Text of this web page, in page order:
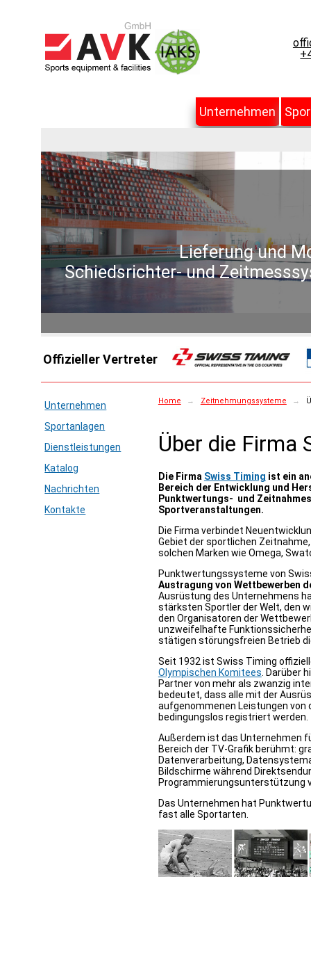
Unternehmen
Lieferung und
Schiedsrichter- und
Offizieller Vertreter
Unternehmen
Sportanlagen
Dienstleistungen
Katalog
Nachrichten
Kontakte
Home → Zeitnehmungssysteme →
Über die Firma
Die Firma Swiss Timing ist ein
Bereich der Entwicklung und
Punktwertungs- und
Sportveranstaltungen.
Die Firma verbindet
Gebiet der sportlichen
solchen Marken wie Omega,
Punktwertungssysteme von
Austragung von Wettbewerben
Ausrüstung des Unternehmens
stärksten Sportler der Welt, den
den Organisatoren der
unzweifelhafte
stätigen störungsfreien Betrieb
Seit 1932 ist Swiss Timing
Olympischen Komitees . Darüber
Partner von mehr als zwanzig
bedeutet, dass alle mit der
aufgenommenen Leistungen von
bedingungslos registriert werden.
Außerdem ist das Unternehmen
Bereich der TV-Grafik berühmt:
Datenverarbeitung,
Bildschirme während
Programmierungsunterstützung
Das Unternehmen hat
fast alle Sportarten.